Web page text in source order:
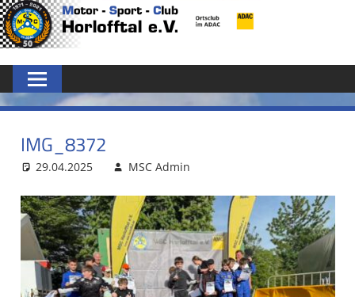
Zum
Inhalt
MSC
HORLOFFTAL
E.V.
IMG_8372
29.04.2025 MSC Admin